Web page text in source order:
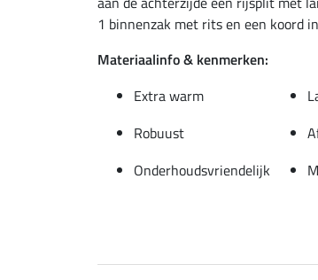
1 binnenzak met rits en een koord
Materiaalinfo & kenmerken:
Extra warm
Robuust
Onderhoudsvriendelijk